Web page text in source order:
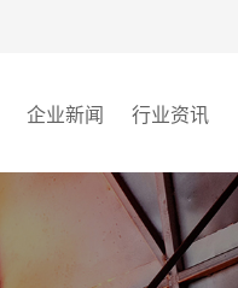
企业新闻 行业资讯